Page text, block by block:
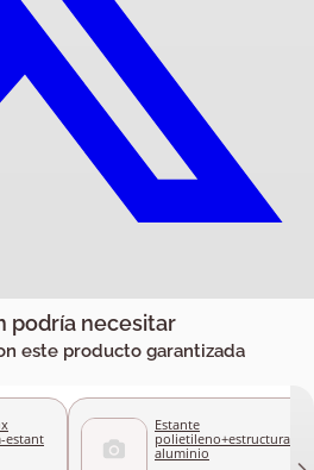
podría necesitar
este producto garantizada
estant
Estante
polietileno+estructura
aluminio